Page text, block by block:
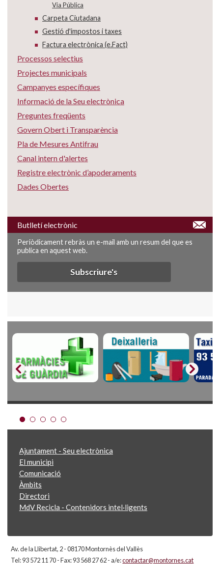
Via Pública
Carpeta Ciutadana
Gestió d'impostos i taxes
Factura electrònica (e.Fact)
Processos selectius
Projectes municipals
Campanyes específiques
Informació de la Seu electrònica
Preguntes freqüents
Govern Obert i Transparència
Pla de Mesures Antifrau
Canal intern d'alertes
Registre electrònic d’apoderaments
Dades Obertes
Butlletí electrònic
Periòdicament rebràs un e-mail amb un resum del que es
publica en aquest web.
Subscriure's
Ajuntament - Seu electrònica
El municipi
Comunicació
Àmbits
Directori
MdV Recicla - Contenidors intel·ligents
Av. de la Llibertat, 2 - 08170 Montornès del Vallès
Tel: 93 572 11 70 - Fax: 93 568 27 62 - a/e:contactar@montornes.cat